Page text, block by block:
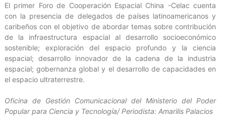
El primer Foro de Cooperación Espacial China -Celac cuenta
con la presencia de delegados de países latinoamericanos y
caribeños con el objetivo de abordar temas sobre contribución
de la infraestructura espacial al desarrollo socioeconómico
sostenible; exploración del espacio profundo y la ciencia
espacial; desarrollo innovador de la cadena de la industria
espacial; gobernanza global y el desarrollo de capacidades en
el espacio ultraterrestre.
Oficina de Gestión Comunicacional del Ministerio del Poder
Popular para Ciencia y Tecnología/ Periodista: Amarilis Palacios